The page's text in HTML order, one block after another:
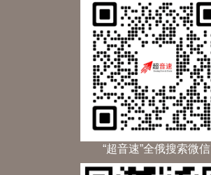
“超音速”全俄搜索微信